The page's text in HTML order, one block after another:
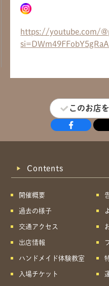
https://youtube.com/
このお店
Contents
開催概要
過去の様子
交通アクセス
出店情報
ハンドメイド体験教室
入場チケット